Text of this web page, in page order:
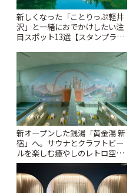
新しくなった「ことりっぷ軽井
沢」と一緒におでかけしたい注
目スポット13選【スタンプラリ
新オープンした銭湯「黄金湯 新
宿」へ。サウナとクラフトビー
ルを楽しむ癒やしのレトロ空間
| ことりっぷ